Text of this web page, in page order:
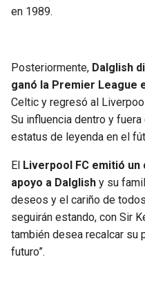
en 1989.
Posteriormente, Dalglish
ganó la Premier League
Celtic y regresó al
Su influencia dentro y
estatus de leyenda en el
El Liverpool FC emitió
apoyo a Dalglish y su
deseos y el cariño de
seguirán estando, con Sir
también desea recalcar su
futuro”.